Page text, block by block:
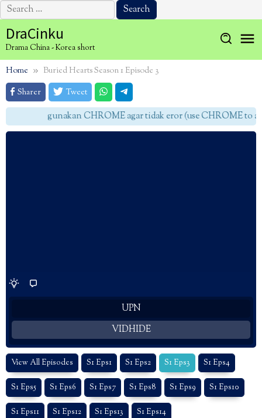
Search
for:
to
content
DraCinku
Drama China - Korea short
Home
Buried Hearts Season 1 Episode 3
Sharer
Tweet
gunakan CHROME agar tidak eror (use CHROME to
UPN
VIDHIDE
View All Episodes S1 Eps1 S1 Eps2 S1 Eps3 S1 Eps4
S1 Eps5 S1 Eps6 S1 Eps7 S1 Eps8 S1 Eps9 S1 Eps10
S1 Eps11 S1 Eps12 S1 Eps13 S1 Eps14